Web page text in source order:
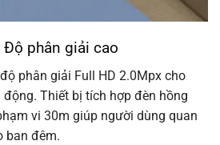
Độ phân giải cao
phân giải Full HD 2.0Mpx cho
động. Thiết bị tích hợp đèn hồng
vi 30m giúp người dùng quan
ban đêm.